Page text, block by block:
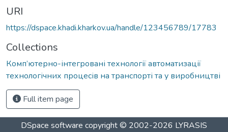
URI
https://dspace.khadi.kharkov.ua/handle/123456789/17783
Collections
Комп’ютерно-інтегровані технології автоматизації
технологічних процесів на транспорті та у виробництві
Full item page
DSpace software copyright © 2002-2026 LYRASIS